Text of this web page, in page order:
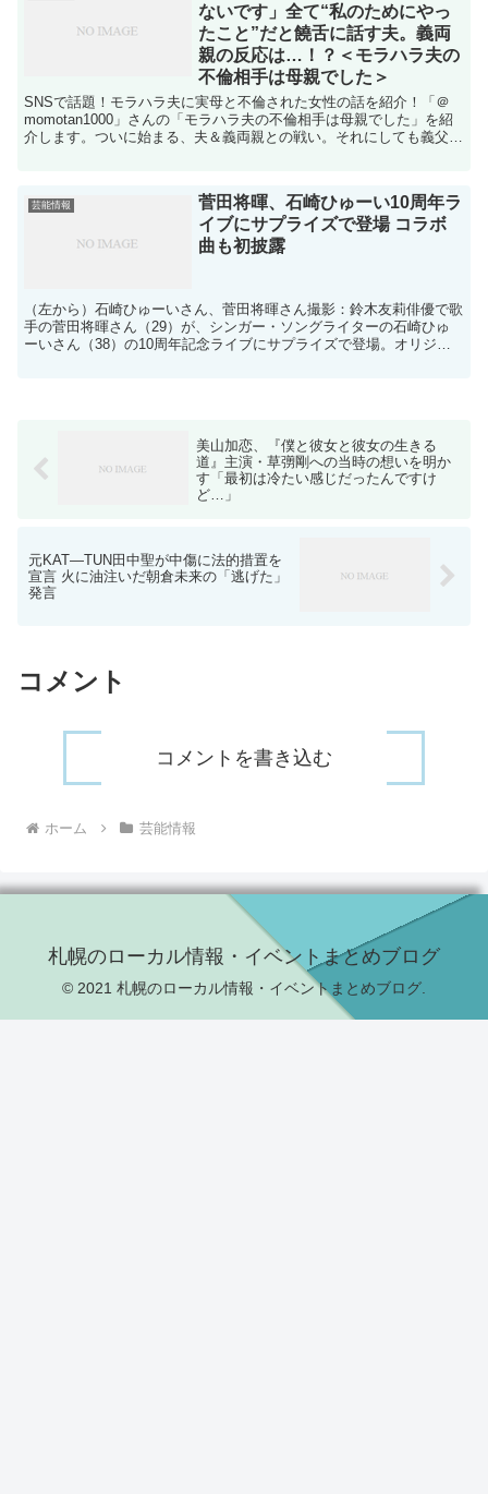
ないです」全て“私のためにやっ
たこと”だと饒舌に話す夫。義両
親の反応は…！？＜モラハラ夫の
不倫相手は母親でした＞
SNSで話題！モラハラ夫に実母と不倫された女性の話を紹介！「＠
momotan1000」さんの「モラハラ夫の不倫相手は母親でした」を紹
介します。ついに始まる、夫＆義両親との戦い。それにしても義父と
芸能情報
菅田将暉、石崎ひゅーい10周年ラ
イブにサプライズで登場 コラボ
曲も初披露
（左から）石崎ひゅーいさん、菅田将暉さん撮影：鈴木友莉俳優で歌
手の菅田将暉さん（29）が、シンガー・ソングライターの石崎ひゅ
ーいさん（38）の10周年記念ライブにサプライズで登場。オリジナ
美山加恋、『僕と彼女と彼女の生きる
道』主演・草彅剛への当時の想いを明か
す「最初は冷たい感じだったんですけ
ど…」
元KAT―TUN田中聖が中傷に法的措置を
宣言 火に油注いだ朝倉未来の「逃げた」
発言
コメント
コメントを書き込む
ホーム 芸能情報
札幌のローカル情報・イベントまとめブログ
© 2021 札幌のローカル情報・イベントまとめブログ.